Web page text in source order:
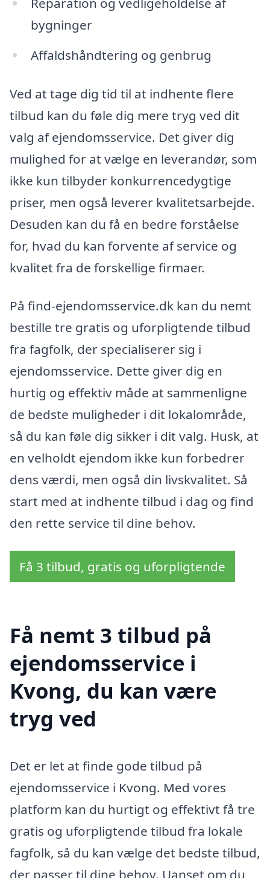
bygninger
Affaldshåndtering og genbrug
Ved at tage dig tid til at indhente flere
tilbud kan du føle dig mere tryg ved dit
valg af ejendomsservice. Det giver dig
mulighed for at vælge en leverandør, som
ikke kun tilbyder konkurrencedygtige
priser, men også leverer kvalitetsarbejde.
Desuden kan du få en bedre forståelse
for, hvad du kan forvente af service og
kvalitet fra de forskellige firmaer.
På find-ejendomsservice.dk kan du nemt
bestille tre gratis og uforpligtende tilbud
fra fagfolk, der specialiserer sig i
ejendomsservice. Dette giver dig en
hurtig og effektiv måde at sammenligne
de bedste muligheder i dit lokalområde,
så du kan føle dig sikker i dit valg. Husk, at
en velholdt ejendom ikke kun forbedrer
dens værdi, men også din livskvalitet. Så
start med at indhente tilbud i dag og find
den rette service til dine behov.
Få 3 tilbud, gratis og uforpligtende
Få nemt 3 tilbud på
ejendomsservice i
Kvong, du kan være
tryg ved
Det er let at finde gode tilbud på
ejendomsservice i Kvong. Med vores
platform kan du hurtigt og effektivt få tre
gratis og uforpligtende tilbud fra lokale
fagfolk, så du kan vælge det bedste tilbud,
der passer til dine behov. Uanset om du